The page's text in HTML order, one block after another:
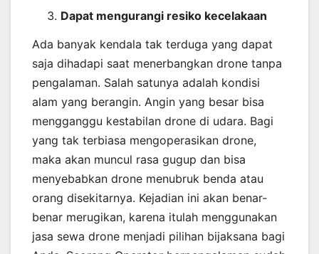
Dapat mengurangi resiko kecelakaan
Ada banyak kendala tak terduga yang dapat
saja dihadapi saat menerbangkan drone tanpa
pengalaman. Salah satunya adalah kondisi
alam yang berangin. Angin yang besar bisa
mengganggu kestabilan drone di udara. Bagi
yang tak terbiasa mengoperasikan drone,
maka akan muncul rasa gugup dan bisa
menyebabkan drone menubruk benda atau
orang disekitarnya. Kejadian ini akan benar-
benar merugikan, karena itulah menggunakan
jasa sewa drone menjadi pilihan bijaksana bagi